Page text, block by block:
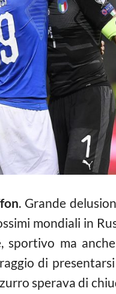
. Grande
mondiali in
sportivo ma
di
sperava di